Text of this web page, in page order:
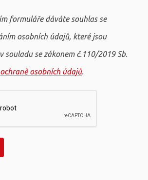
formuláře dáváte souhlas se
osobních údajů, které jsou
souladu se zákonem č.110/2019 Sb.
ochraně osobních údajů.